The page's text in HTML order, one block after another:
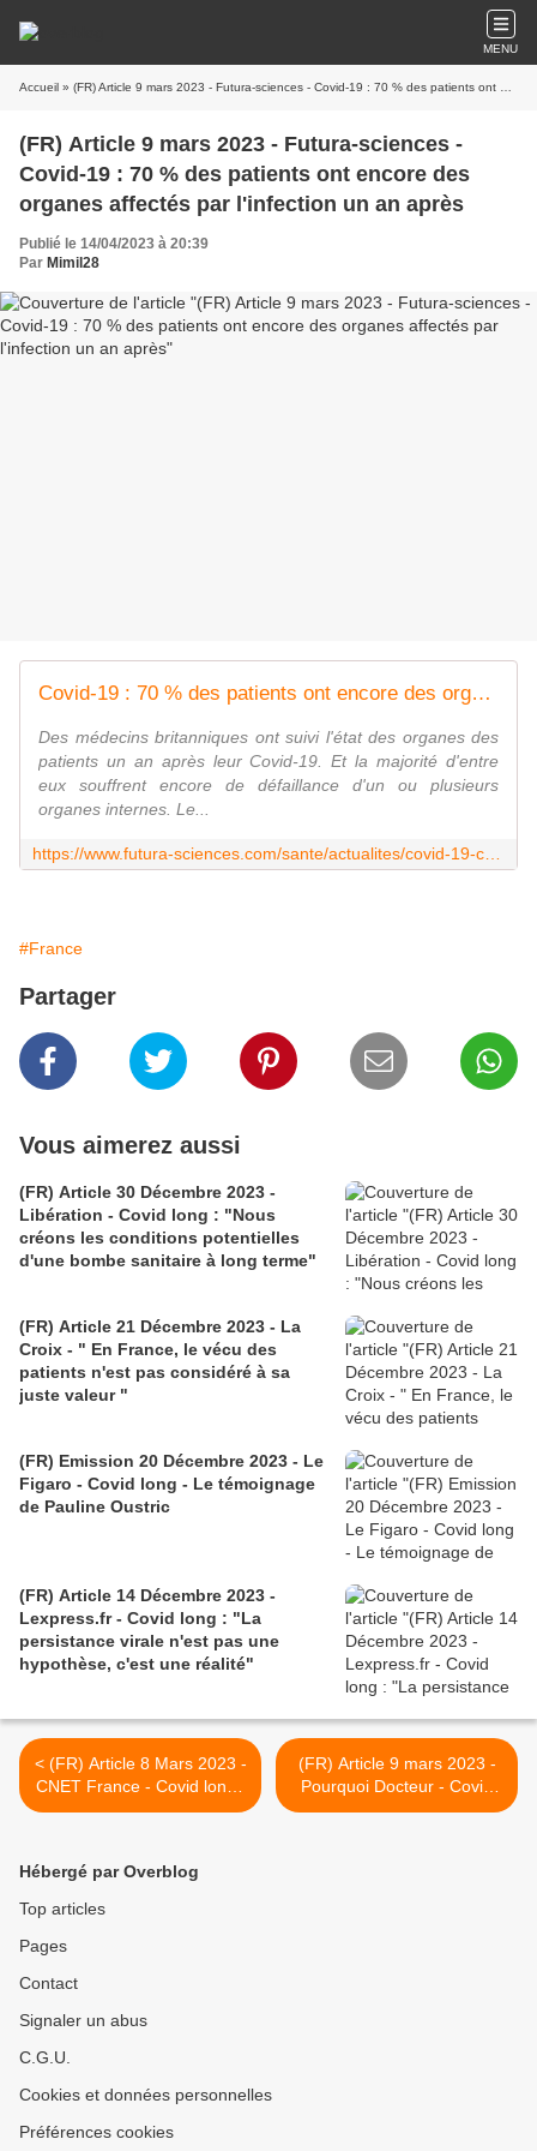
MENU
Accueil » (FR) Article 9 mars 2023 - Futura-sciences - Covid-19 : 70 % des patients ont encore des organes affectés par l'infection un an après
(FR) Article 9 mars 2023 - Futura-sciences -
Covid-19 : 70 % des patients ont encore des
organes affectés par l'infection un an après
Publié le 14/04/2023 à 20:39
Par Mimil28
Covid-19 : 70 % des patients ont encore des organes affectés par l'infection un an après
Des médecins britanniques ont suivi l'état des organes des
patients un an après leur Covid-19. Et la majorité d'entre
eux souffrent encore de défaillance d'un ou plusieurs
organes internes. Le...
#France
Partager
Vous aimerez aussi
(FR) Article 30 Décembre 2023 -
Libération - Covid long : "Nous
créons les conditions potentielles
d'une bombe sanitaire à long terme"
(FR) Article 21 Décembre 2023 - La
Croix - " En France, le vécu des
patients n'est pas considéré à sa
juste valeur "
(FR) Emission 20 Décembre 2023 - Le
Figaro - Covid long - Le témoignage
de Pauline Oustric
(FR) Article 14 Décembre 2023 -
Lexpress.fr - Covid long : "La
persistance virale n'est pas une
hypothèse, c'est une réalité"
< (FR) Article 8 Mars 2023 -
CNET France - Covid long :
que savent les scientifiques
France
(FR) Article 9 mars 2023 -
Pourquoi Docteur - Covid
long : la vaccination
Hébergé par Overblog
Top articles
Pages
Contact
Signaler un abus
C.G.U.
Cookies et données personnelles
Préférences cookies